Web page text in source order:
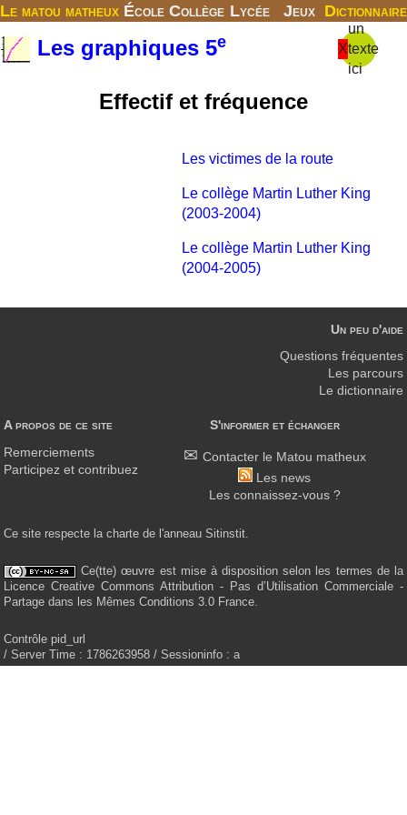
Le matou matheux École Collège Lycée Jeux Dictionnaire
X
un
texte
ici
Les graphiques 5e
Effectif et fréquence
Les victimes de la route
Le collège Martin Luther King
(2003-2004)
Le collège Martin Luther King
(2004-2005)
A propos de ce site
Remerciements
Participez et contribuez
S'informer et échanger
Contacter le Matou matheux
Les news
Les connaissez-vous ?
Un peu d'aide
Questions fréquentes
Les parcours
Le dictionnaire
Ce site respecte la charte de l'anneau Sitinstit.
Ce(tte) œuvre est mise à disposition selon les termes de la
Licence Creative Commons Attribution - Pas d’Utilisation Commerciale -
Partage dans les Mêmes Conditions 3.0 France.
Contrôle pid_url
/ Server Time : 1786263958 / Sessioninfo : a